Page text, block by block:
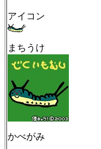
アイコン
まちうけ
かべがみ